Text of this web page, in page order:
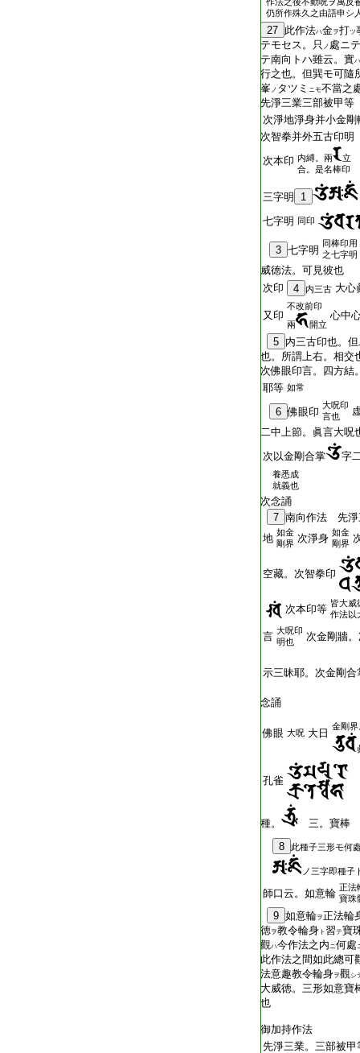
仍所作殊久之由語申シ
27 此作法ハ金ヲ打ツ
テモセス。只 ノ 處ニ
テ南向トハ雖云。實ハ
行之也。但巽モ可隨
峯 ノ タツミ ニモ不當之
先淨三業三部被甲等
次淨地淨身并小金剛
次智拳并外五古印明
次本印 内縛。兩
立
合。是名棒印
三字明
1
七字明 同印
3 七字明
同棒印用
之七字明
威徳法。可見彼也
次印
4 内三古 大心
又印
不改前印
兩
開立
心中
5 内三古印也。
也。所謂上右。相交
次佛眼印言。四方結
耶等 如常
6 佛眼印
大呪印
言也
二中上節。眞言大呪
次以金剛合掌
字
養悉成
就義也
次念誦
7 南向作法 先淨
地 如金
剛界 次淨身 如金
剛界
空藏。次智拳印
次本印等 皆大威
作法以
言 大呪印
明也
次金剛牆
示三昧耶。次金剛合
念誦
佛眼 大呪 大日
金剛界
孔雀
種。
三。寶棒
8
此種子三形モ何
ノ三字即種子
師口云。如意輪 正法
寶珠
9 如意輪ヲ正法輪
徳ヲ教令輪身 ト 習テ寶
觀ハ今作法之内ニ何處
此作法之間如此總可
法意趣教令輪身ヲ觀シ
大威徳。三形如意寶
也
御加持作法
先淨三業。三部被甲